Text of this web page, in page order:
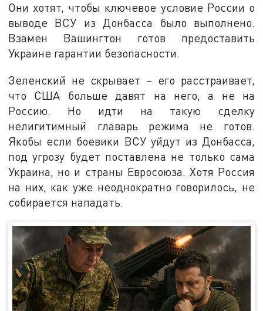
Они хотят, чтобы ключевое условие России о
выводе ВСУ из Донбасса было выполнено.
Взамен Вашингтон готов предоставить
Украине гарантии безопасности.
Зеленский не скрывает – его расстраивает,
что США больше давят на него, а не на
Россию. Но идти на такую сделку
нелигитимный главарь режима не готов.
Якобы если боевики ВСУ уйдут из Донбасса,
под угрозу будет поставлена не только сама
Украина, но и страны Евросоюза. Хотя Россия
на них, как уже неоднократно говорилось, не
собирается нападать.